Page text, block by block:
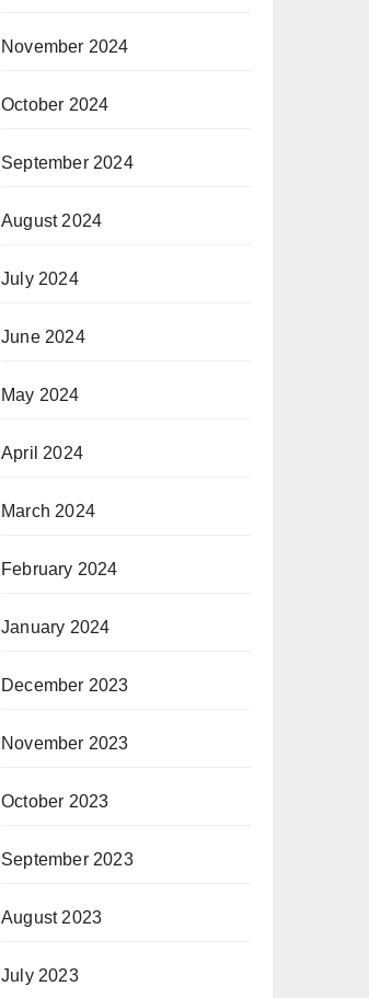
November 2024
October 2024
September 2024
August 2024
July 2024
June 2024
May 2024
April 2024
March 2024
February 2024
January 2024
December 2023
November 2023
October 2023
September 2023
August 2023
July 2023